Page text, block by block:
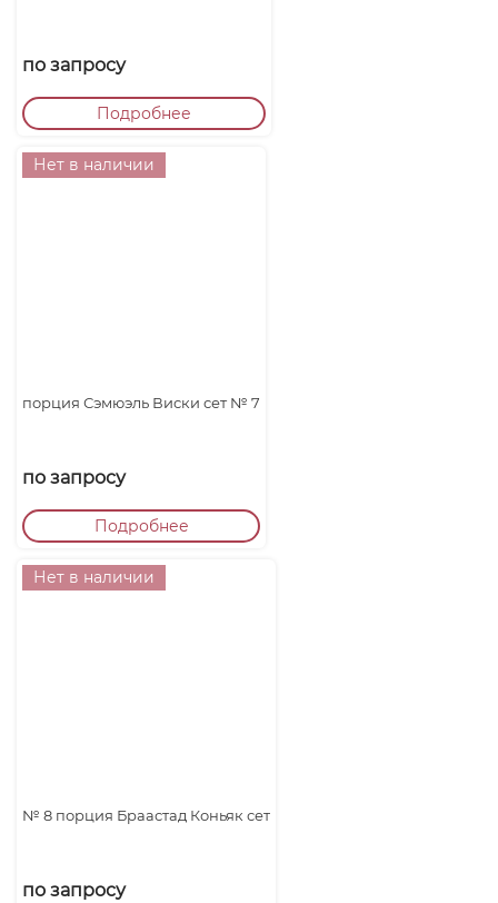
по запросу
Подробнее
Нет в наличии
порция Сэмюэль Виски сет № 7
по запросу
Подробнее
Нет в наличии
№ 8 порция Браастад Коньяк сет
по запросу